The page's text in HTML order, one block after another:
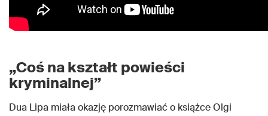
„Coś na kształt powieści
kryminalnej”
Dua Lipa miała okazję porozmawiać o książce Olgi